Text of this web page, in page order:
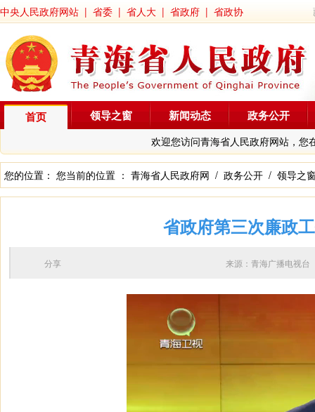
中央人民政府网站 | 省委 | 省人大 | 省政府 | 省政协
首页
欢迎您访问青海省人民政府网站，您
领导之窗 新闻动态 政务公开
您的位置： 您当前的位置 ： 青海省人民政府网 / 政务公开 / 领导之
省政府第三次廉政
来源：青海广播电视
分享